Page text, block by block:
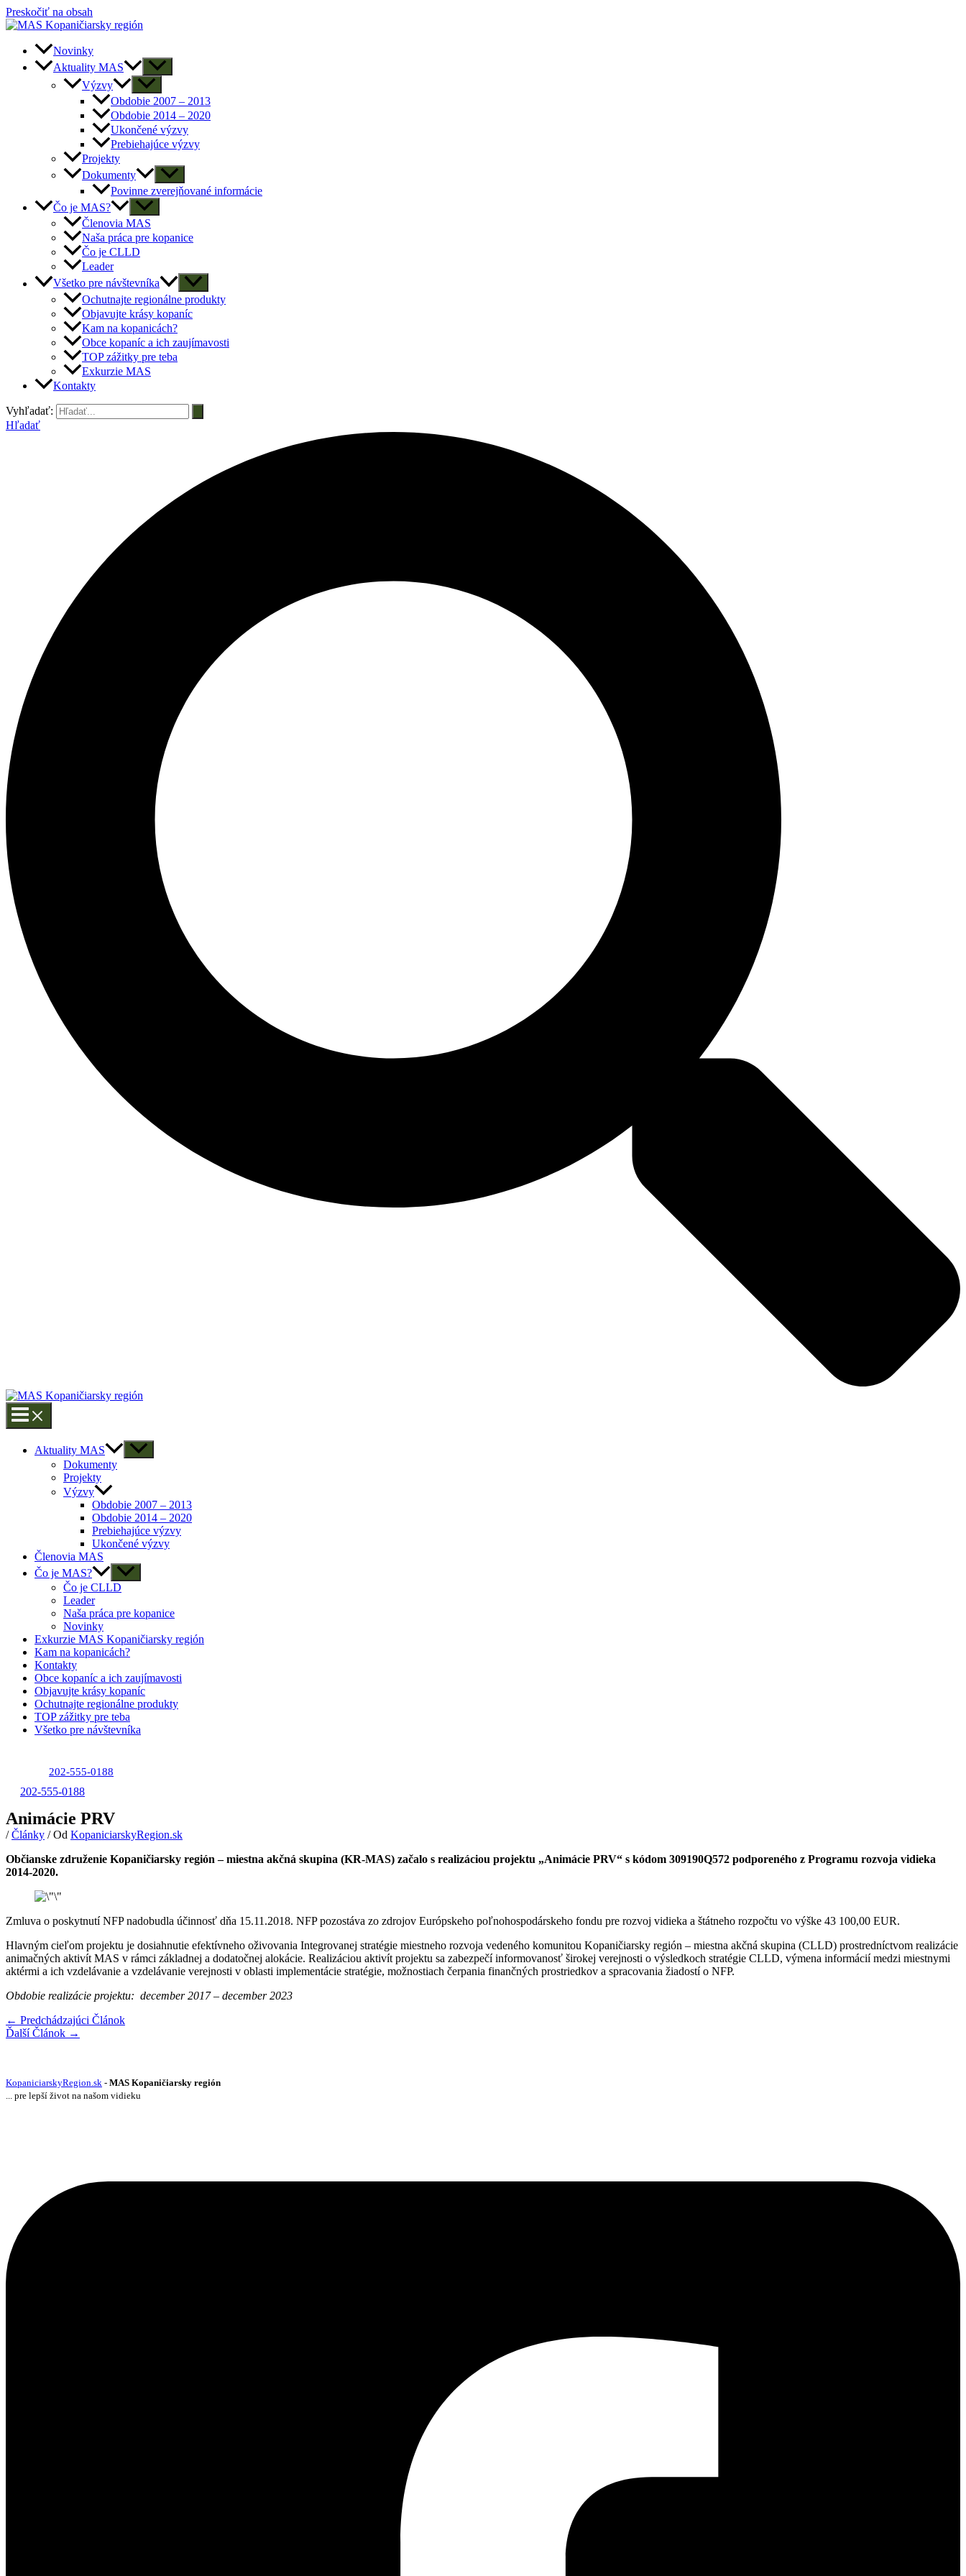
Preskočiť na obsah
Novinky
Aktuality MAS
Výzvy
Obdobie 2007 – 2013
Obdobie 2014 – 2020
Ukončené výzvy
Prebiehajúce výzvy
Projekty
Dokumenty
Povinne zverejňované informácie
Čo je MAS?
Členovia MAS
Naša práca pre kopanice
Čo je CLLD
Leader
Všetko pre návštevníka
Ochutnajte regionálne produkty
Objavujte krásy kopaníc
Kam na kopanicách?
Obce kopaníc a ich zaujímavosti
TOP zážitky pre teba
Exkurzie MAS
Kontakty
Vyhľadať:
Hľadať
Aktuality MAS
Dokumenty
Projekty
Výzvy
Obdobie 2007 – 2013
Obdobie 2014 – 2020
Prebiehajúce výzvy
Ukončené výzvy
Členovia MAS
Čo je MAS?
Čo je CLLD
Leader
Naša práca pre kopanice
Novinky
Exkurzie MAS Kopaničiarsky región
Kam na kopanicách?
Kontakty
Obce kopaníc a ich zaujímavosti
Objavujte krásy kopaníc
Ochutnajte regionálne produkty
TOP zážitky pre teba
Všetko pre návštevníka
202-555-0188
202-555-0188
Animácie PRV
/Články / Od KopaniciarskyRegion.sk
Občianske združenie Kopaničiarsky región – miestna akčná skupina (KR-MAS) začalo s realizáciou projektu „Animácie PRV“ s kódom 309190Q572 podporeného z Programu rozvoja vidieka
2014-2020.
Zmluva o poskytnutí NFP nadobudla účinnosť dňa 15.11.2018. NFP pozostáva zo zdrojov Európskeho poľnohospodárskeho fondu pre rozvoj vidieka a štátneho rozpočtu vo výške 43 100,00 EUR.
Hlavným cieľom projektu je dosiahnutie efektívneho oživovania Integrovanej stratégie miestneho rozvoja vedeného komunitou Kopaničiarsky región – miestna akčná skupina (CLLD) prostredníctvom realizácie
animačných aktivít MAS v rámci základnej a dodatočnej alokácie. Realizáciou aktivít projektu sa zabezpečí informovanosť širokej verejnosti o výsledkoch stratégie CLLD, výmena informácií medzi miestnymi
aktérmi a ich vzdelávanie a vzdelávanie verejnosti v oblasti implementácie stratégie, možnostiach čerpania finančných prostriedkov a spracovania žiadostí o NFP.
Obdobie realizácie projektu: december 2017 – december 2023
← Predchádzajúci Článok
Ďalší Článok →
KopaniciarskyRegion.sk - MAS Kopaničiarsky región
... pre lepší život na našom vidieku